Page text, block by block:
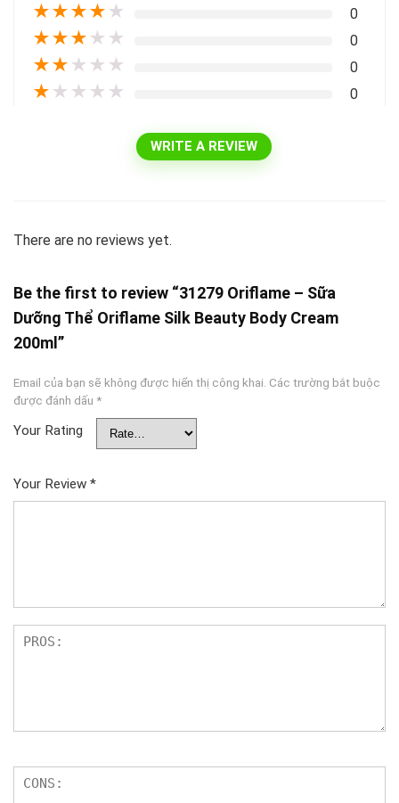
★★★★ ★ 0
★★★ ★ ★ 0
★★ ★ ★ ★ 0
★ ★ ★ ★ ★ 0
WRITE A REVIEW
There are no reviews yet.
Be the first to review “31279 Oriflame – Sữa
Dưỡng Thể Oriflame Silk Beauty Body Cream
200ml”
Email của bạn sẽ không được hiển thị công khai. Các trường bắt buộc
được đánh dấu *
Your Rating
Your Review *